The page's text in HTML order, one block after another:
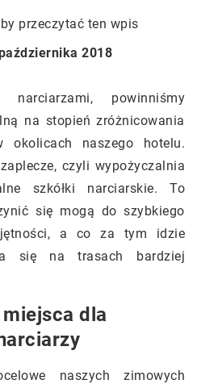
przeczytać ten wpis
2018
narciarzami, powinniśmy
na stopień zróżnicowania
naszego hotelu.
czyli wypożyczalnia
szkółki narciarskie. To
się mogą do szybkiego
a co za tym idzie
się na trasach bardziej
dla
naszych zimowych